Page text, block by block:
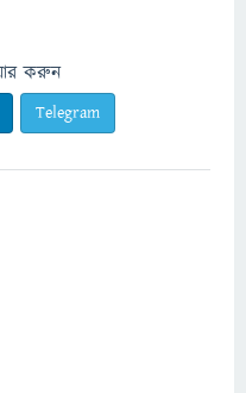
করুন
Telegram